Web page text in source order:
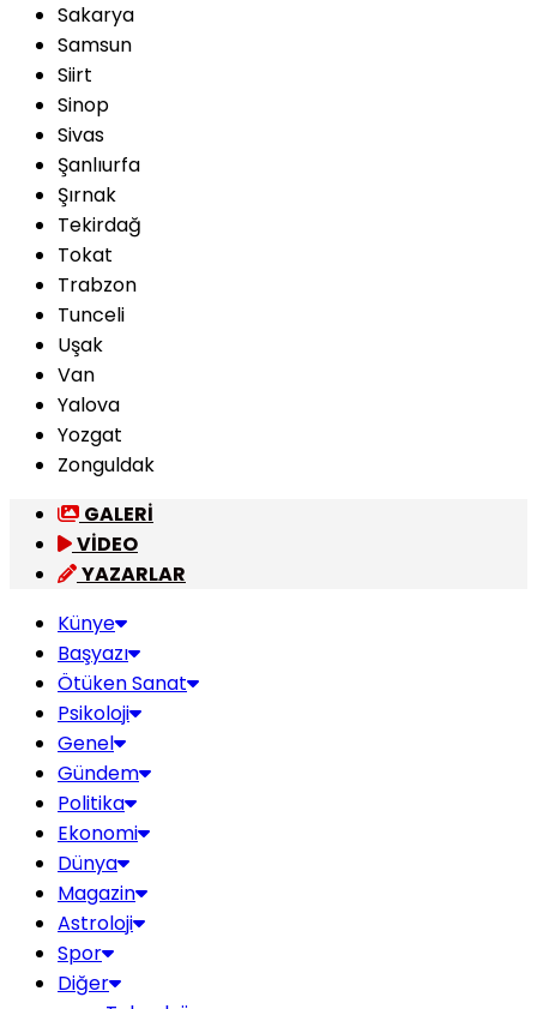
Sakarya
Samsun
Siirt
Sinop
Sivas
Şanlıurfa
Şırnak
Tekirdağ
Tokat
Trabzon
Tunceli
Uşak
Van
Yalova
Yozgat
Zonguldak
GALERİ
VİDEO
YAZARLAR
Künye
Başyazı
Ötüken Sanat
Psikoloji
Genel
Gündem
Politika
Ekonomi
Dünya
Magazin
Astroloji
Spor
Diğer